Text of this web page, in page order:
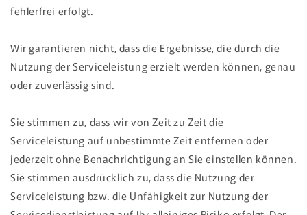
fehlerfrei erfolgt.
Wir garantieren nicht, dass die Ergebnisse, die durch die
Nutzung der Serviceleistung erzielt werden können, genau
oder zuverlässig sind.
Sie stimmen zu, dass wir von Zeit zu Zeit die
Serviceleistung auf unbestimmte Zeit entfernen oder
jederzeit ohne Benachrichtigung an Sie einstellen können.
Sie stimmen ausdrücklich zu, dass die Nutzung der
Serviceleistung bzw. die Unfähigkeit zur Nutzung der